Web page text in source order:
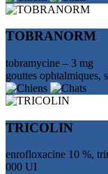
TOBRANORM
tobramycine – 3 mg
gouttes ophtalmiques,
TRICOLIN
enrofloxacine 10 %,
000 UI